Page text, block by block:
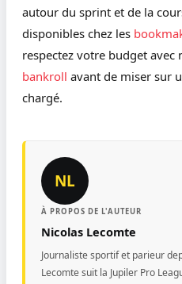
autour du sprint et de la
disponibles chez les
respectez votre budget avec
bankroll avant de miser sur
chargé.
NL
À PROPOS DE L'AUTEUR
Nicolas Lecomte
Journaliste sportif et parieur
Lecomte suit la Jupiler Pro